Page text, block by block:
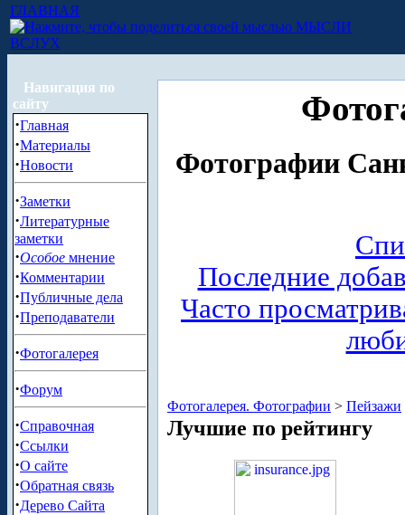
ГЛАВНАЯ
МЫСЛИ
ВСЛУХ
Навигация по
сайту
·Главная
·Материалы
·Новости
·Заметки
·Литературные
заметки
·Особое мнение
·Комментарии
·Публичные дела
·Преподаватели
·Фотогалерея
·Форум
·Справочная
·Ссылки
·О сайте
·Обратная связь
·Дерево Сайта
Фотографии
Последние
Часто
Фотогалерея. Фотографии > Пейзажи
Лучшие по рейтингу